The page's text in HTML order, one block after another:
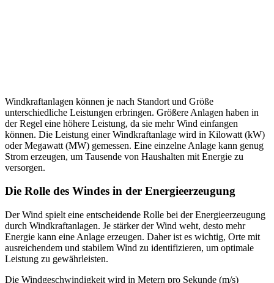
Windkraftanlagen können je nach Standort und Größe
unterschiedliche Leistungen erbringen. Größere Anlagen haben in
der Regel eine höhere Leistung, da sie mehr Wind einfangen
können. Die Leistung einer Windkraftanlage wird in Kilowatt (kW)
oder Megawatt (MW) gemessen. Eine einzelne Anlage kann genug
Strom erzeugen, um Tausende von Haushalten mit Energie zu
versorgen.
Die Rolle des Windes in der Energieerzeugung
Der Wind spielt eine entscheidende Rolle bei der Energieerzeugung
durch Windkraftanlagen. Je stärker der Wind weht, desto mehr
Energie kann eine Anlage erzeugen. Daher ist es wichtig, Orte mit
ausreichendem und stabilem Wind zu identifizieren, um optimale
Leistung zu gewährleisten.
Die Windgeschwindigkeit wird in Metern pro Sekunde (m/s)